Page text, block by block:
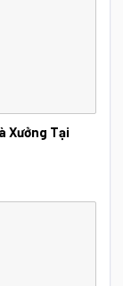
Xưởng Tại